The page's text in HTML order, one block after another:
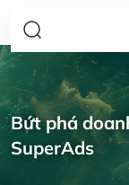
Bứt phá
SuperAds